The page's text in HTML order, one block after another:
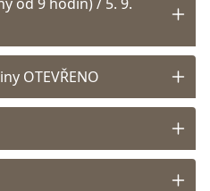
OTEVŘENO